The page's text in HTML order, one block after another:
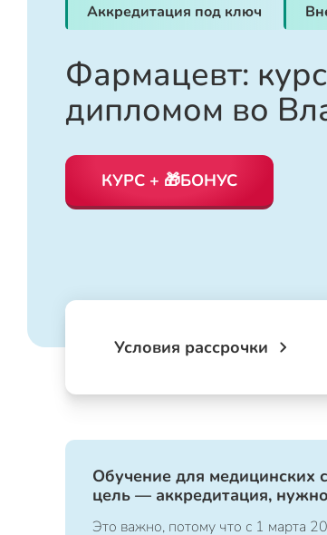
Аккредитация под ключ
Фармацевт:
дипломом во
КУРС + 🎁БОНУС
Условия рассрочки
Обучение для медицинских
цель — аккредитация,
Это важно, потому что с 1 марта